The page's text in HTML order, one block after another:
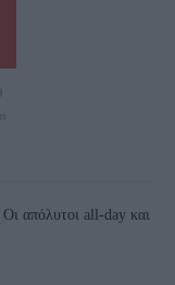
απόλυτοι all-day και